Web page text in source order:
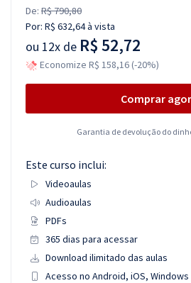
De: R$ 790,80
Por: R$ 632,64à vista
ou 12x de R$ 52,72
Economize R$ 158,16 (-20%)
Comprar
Garantia de devolução do
Este curso inclui:
Videoaulas
Audioaulas
PDFs
365 dias para acessar
Download ilimitado das aulas
Acesso no Android, iOS, Windows